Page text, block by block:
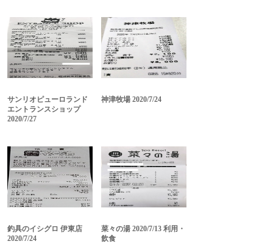
サンリオピューロランド
エントランスショップ
2020/7/27
神津牧場 2020/7/24
釣具のイシグロ 伊東店
2020/7/24
菜々の湯 2020/7/13 利用・
飲食